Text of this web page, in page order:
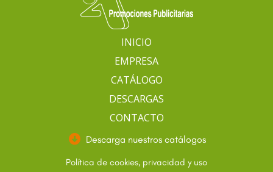
INICIO
EMPRESA
CATÁLOGO
DESCARGAS
CONTACTO
Descarga nuestros catálogos
Política de cookies, privacidad y uso